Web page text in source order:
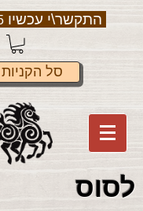
התקשר\י עכשיו
סל
לסוס